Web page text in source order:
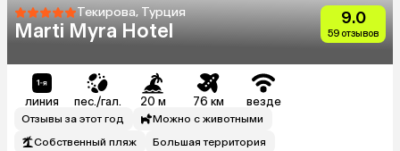
Текирова, Турция
Marti Myra Hotel
9.0
59 отзывов
линия пес./гал. 20 м 76 км везде
Отзывы за этот год
Можно с животными
Собственный пляж
Большая территория